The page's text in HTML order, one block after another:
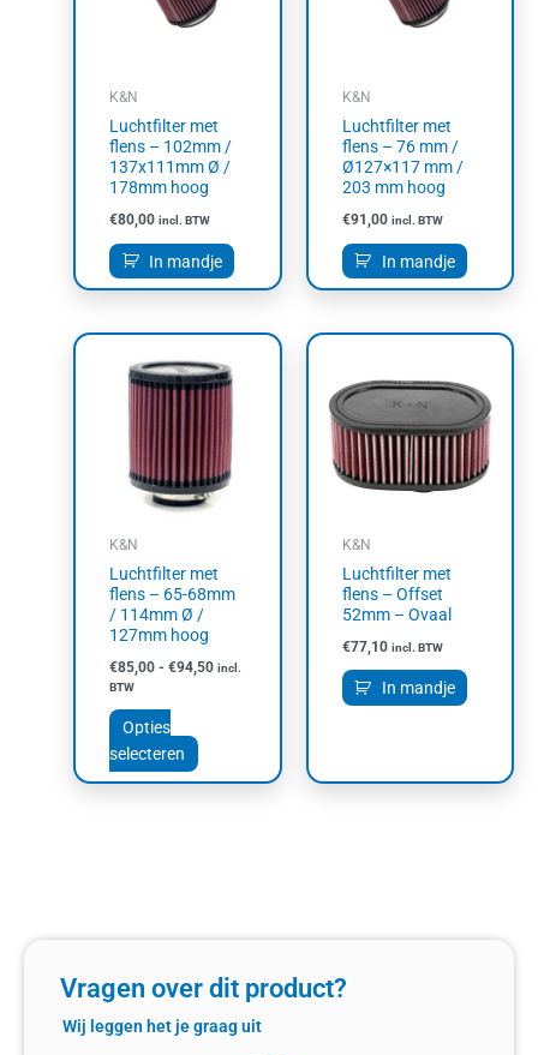
K&N
Luchtfilter met
flens – 102mm /
137x111mm Ø /
178mm hoog
€80,00 incl. BTW
In mandje
K&N
Luchtfilter met
flens – 76 mm /
Ø127×117 mm /
203 mm hoog
€91,00 incl. BTW
In mandje
K&N
Luchtfilter met
flens – 65-68mm
/ 114mm Ø /
127mm hoog
€85,00 - €94,50
Prijsklasse:
€85,00
tot
incl.
BTW
Opties
selecteren
product
meerdere
variaties.
Deze
optie
worden
op
de
productpagina
K&N
Luchtfilter met
flens – Offset
52mm – Ovaal
€77,10 incl. BTW
In mandje
Vragen over dit product?
Wij leggen het je graag uit